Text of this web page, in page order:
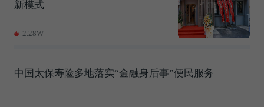
新模式
2.28W
中国太保寿险多地落实“金融身后事”便民服务